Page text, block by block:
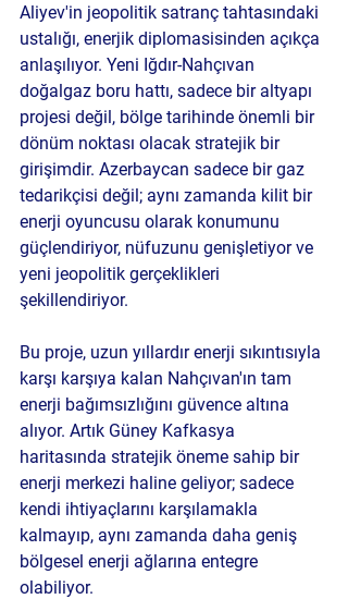
Aliyev'in jeopolitik satranç tahtasındaki
ustalığı, enerjik diplomasisinden açıkça
anlaşılıyor. Yeni Iğdır-Nahçıvan
doğalgaz boru hattı, sadece bir altyapı
projesi değil, bölge tarihinde önemli bir
dönüm noktası olacak stratejik bir
girişimdir. Azerbaycan sadece bir gaz
tedarikçisi değil; aynı zamanda kilit bir
enerji oyuncusu olarak konumunu
güçlendiriyor, nüfuzunu genişletiyor ve
yeni jeopolitik gerçeklikleri
şekillendiriyor.
Bu proje, uzun yıllardır enerji sıkıntısıyla
karşı karşıya kalan Nahçıvan'ın tam
enerji bağımsızlığını güvence altına
alıyor. Artık Güney Kafkasya
haritasında stratejik öneme sahip bir
enerji merkezi haline geliyor; sadece
kendi ihtiyaçlarını karşılamakla
kalmayıp, aynı zamanda daha geniş
bölgesel enerji ağlarına entegre
olabiliyor.